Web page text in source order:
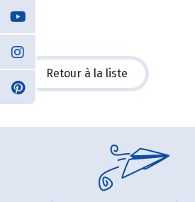
Retour à la liste